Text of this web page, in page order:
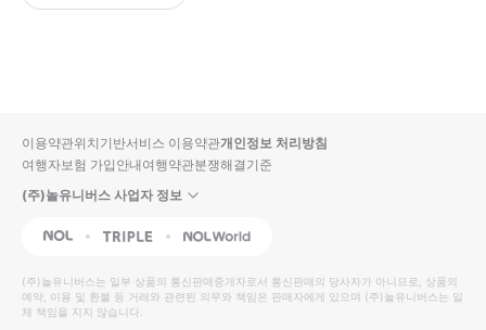
입니
다.
높
은
순
동
영
상
순
상
이용약관위치기반서비스 이용약관개인정보 처리방침
여행자보험 가입안내여행약관분쟁해결기준
(주)놀유니버스 사업자 정보
NOL Triple Interpark Global
(주)놀유니버스는 일부 상품의 통신판매중개자로서 통신판매의 당사자가 아니므로, 상품의
예약, 이용 및 환불 등 거래와 관련된 의무와 책임은 판매자에게 있으며 (주)놀유니버스는 일
체 책임을 지지 않습니다.